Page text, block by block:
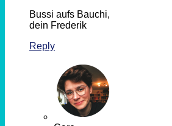
Bussi aufs Bauchi,
dein Frederik
Reply